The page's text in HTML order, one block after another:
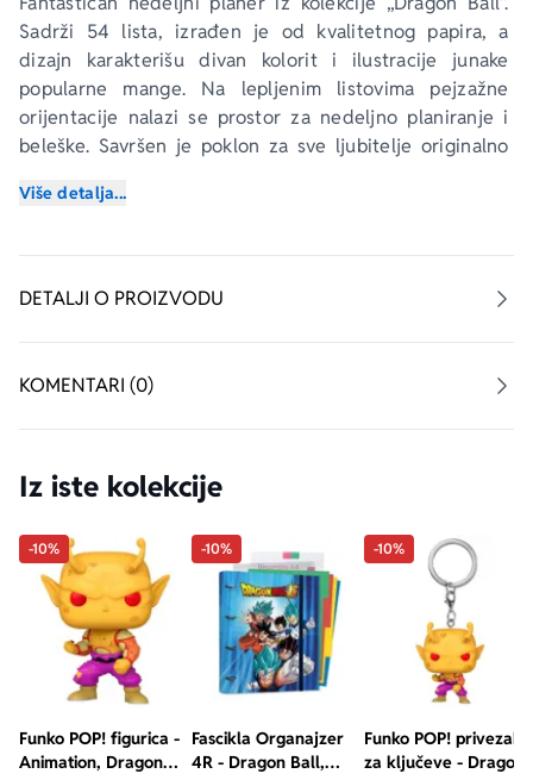
Sadrži 54 lista, izrađen je od kvalitetnog papira, a
dizajn karakterišu divan kolorit i ilustracije junake
popularne mange. Na lepljenim listovima pejzažne
orijentacije nalazi se prostor za nedeljno planiranje i
beleške. Savršen je poklon za sve ljubitelje originalno
Više detalja...
DETALJI O PROIZVODU
KOMENTARI (0)
Iz iste kolekcije
-10%
Funko POP! figurica -
Animation, Dragon
-10%
Fascikla Organajzer
4R - Dragon Ball,
-10%
Funko POP! privezak
za ključeve - Dragon